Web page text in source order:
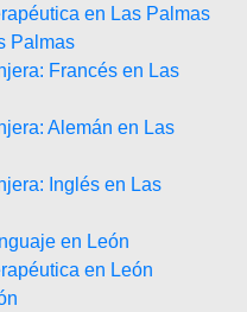
en Las Palmas
Palmas
Francés en Las
Alemán en Las
Inglés en Las
en León
en León